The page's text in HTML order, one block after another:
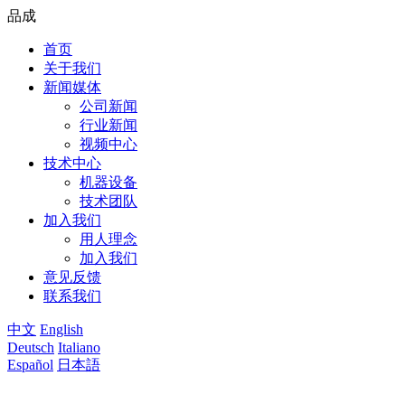
品成
首页
关于我们
新闻媒体
公司新闻
行业新闻
视频中心
技术中心
机器设备
技术团队
加入我们
用人理念
加入我们
意见反馈
联系我们
中文 English
Deutsch Italiano
Español 日本語